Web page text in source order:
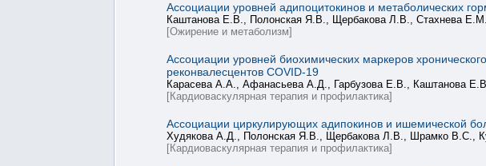
Ассоциации уровней адипоцитокинов и метаболических
Каштанова Е.В., Полонская Я.В., Щербакова Л.В., Стахнева
[Ожирение и метаболизм]
Ассоциации уровней биохимических маркеров
реконвалесцентов COVID-19
Карасева А.А., Афанасьева А.Д., Гарбузова Е.В., Каштанова
[Кардиоваскулярная терапия и профилактика]
Ассоциации циркулирующих адипокинов и ишемической
Худякова А.Д., Полонская Я.В., Щербакова Л.В., Шрамко В.С.,
[Кардиоваскулярная терапия и профилактика]